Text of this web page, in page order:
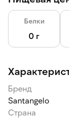
получаемое
(без химии и
Масло можно
салатов, основы
Белки
0 г
Бренд
Santangelo
Страна